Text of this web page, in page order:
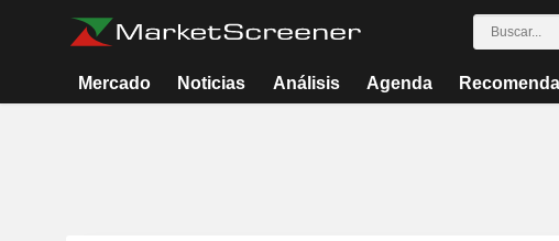
Mercado Noticias Análisis Agenda